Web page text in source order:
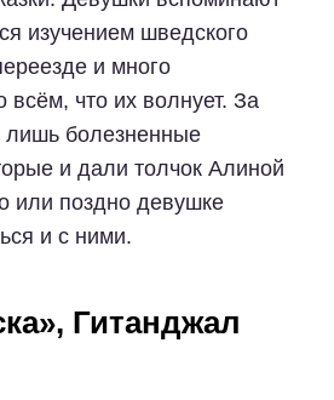
изучением шведского
и много
всём, что их волнует. За
лишь болезненные
и дали толчок Алиной
или поздно девушке
и с ними.
Гитанджал